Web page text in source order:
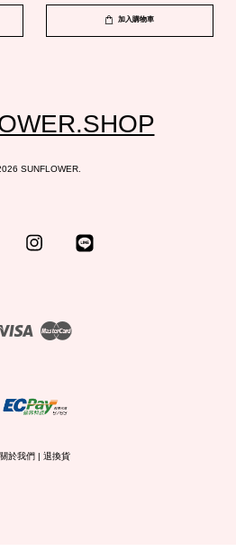
加入購物車
SUNFLOWER.
Facebook Instagram
Visa
關於我們| 退換貨